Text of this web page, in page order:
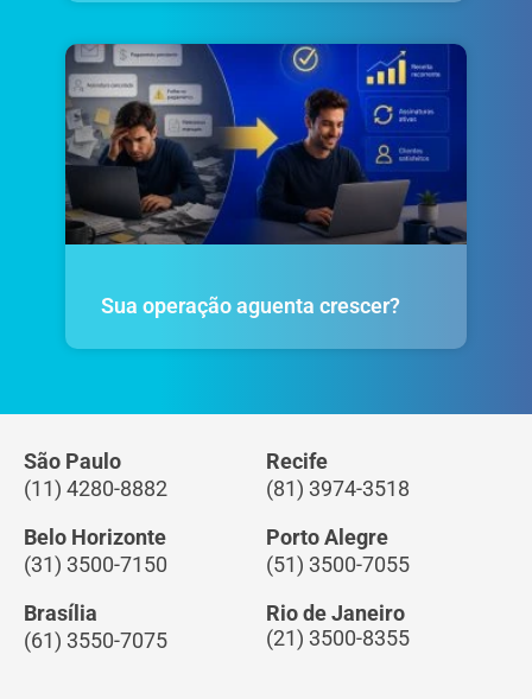
Sua operação aguenta crescer?
São Paulo
(11) 4280-8882
Recife
(81) 3974-3518
Belo Horizonte
(31) 3500-7150
Porto Alegre
(51) 3500-7055
Brasília
(61) 3550-7075
Rio de Janeiro
(21) 3500-8355